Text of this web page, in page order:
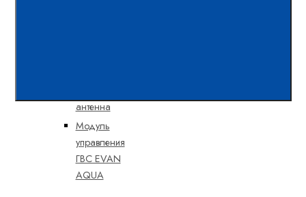
антенна
Модуль
управления
ГВС EVAN
AQUA